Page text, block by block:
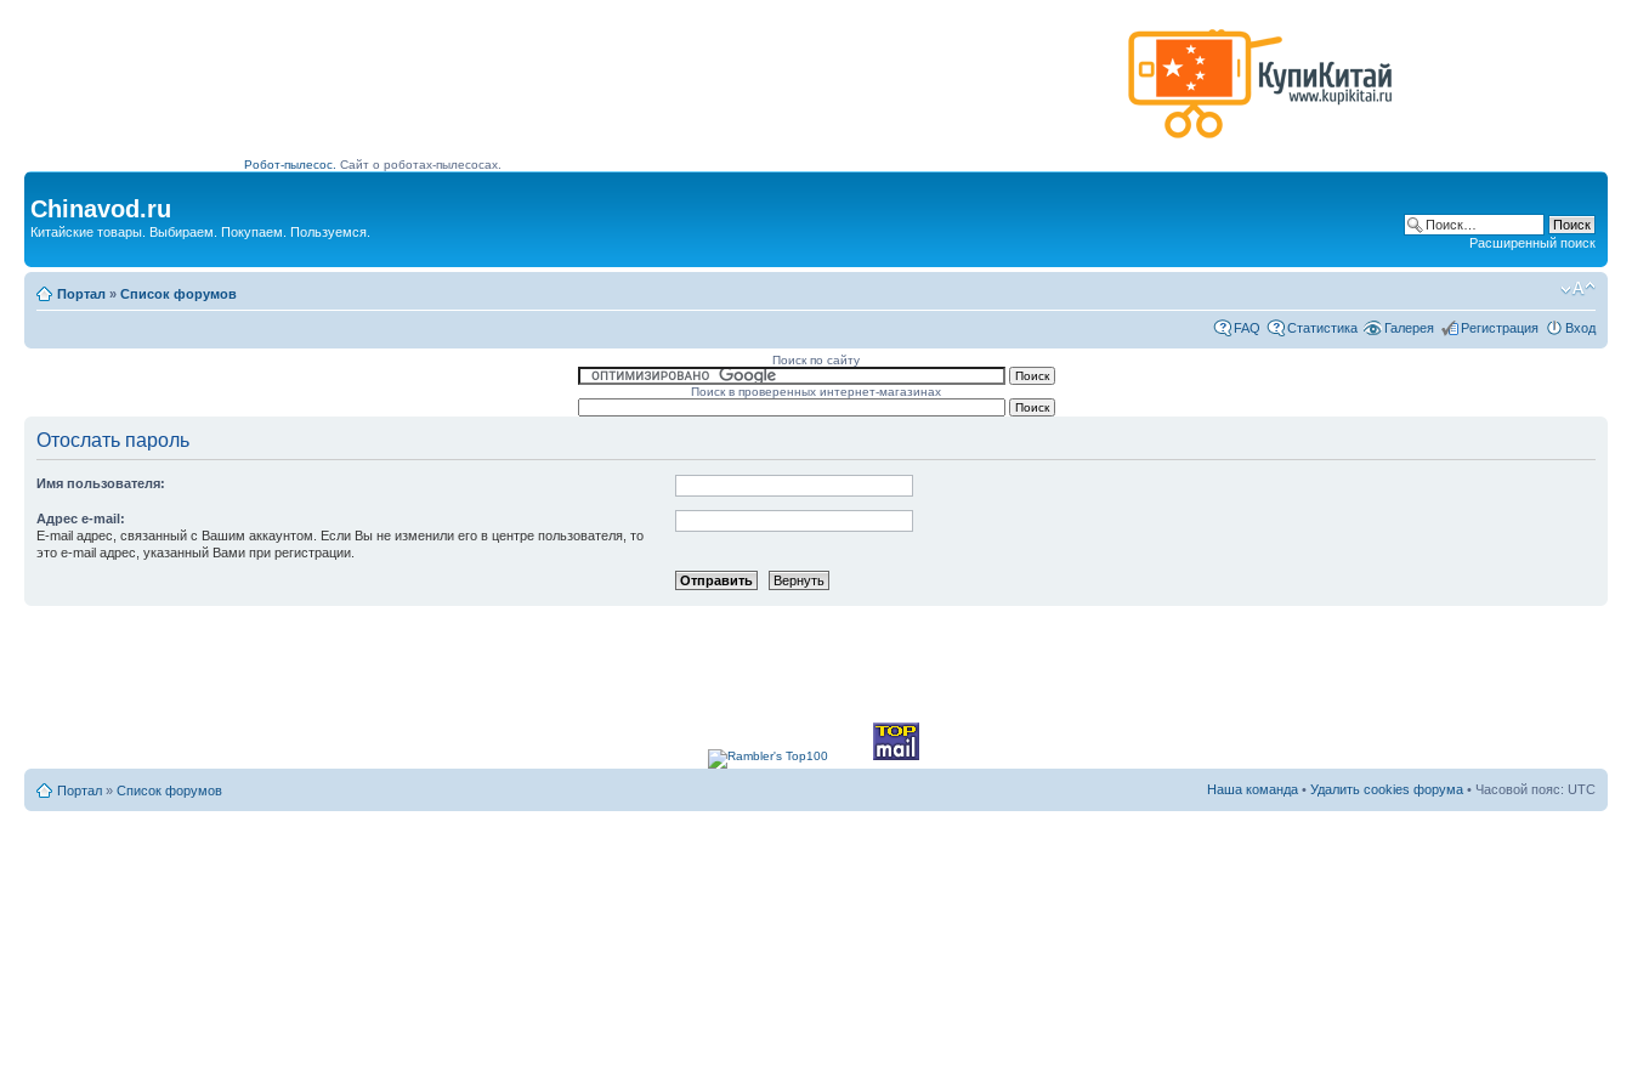
Робот-пылесос. Сайт о роботах-пылесосах.
Chinavod.ru
Китайские товары. Выбираем. Покупаем. Пользуемся.
Расширенный поиск
Портал » Список форумов
FAQ Статистика Галерея Регистрация Вход
Поиск по сайту
Поиск в проверенных интернет-магазинах
Отослать пароль
Имя пользователя:
Адрес e-mail:
E-mail адрес, связанный с Вашим аккаунтом. Если Вы не изменили его в центре пользователя, то
это e-mail адрес, указанный Вами при регистрации.
Портал » Список форумов Наша команда • Удалить cookies форума • Часовой пояс: UTC